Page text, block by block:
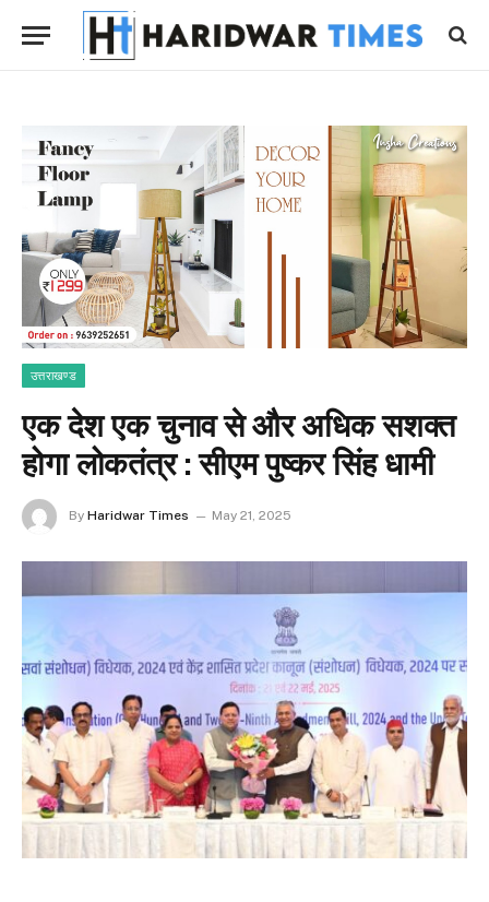
उत्तराखण्ड
एक देश एक चुनाव से और अधिक सशक्त
होगा लोकतंत्र : सीएम पुष्कर सिंह धामी
By Haridwar Times May 21, 2025